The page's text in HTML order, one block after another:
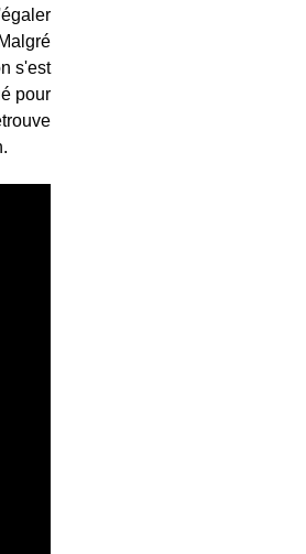
s'est
pour